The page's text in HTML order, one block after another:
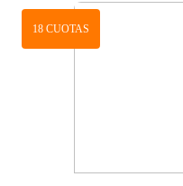
18 CUOTAS